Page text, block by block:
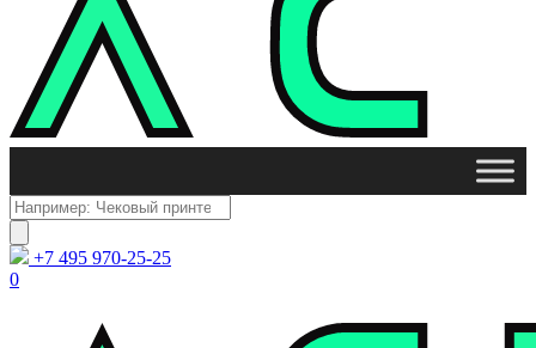
Поиск
товаров
+7 495 970-25-25
0